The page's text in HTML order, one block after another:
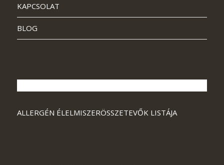
KAPCSOLAT
BLOG
ALLERGÉN ÉLELMISZERÖSSZETEVŐK LISTÁJA